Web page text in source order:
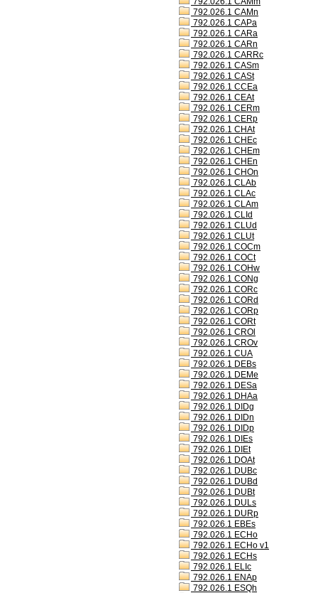
792.026.1 CAMn
792.026.1 CAPa
792.026.1 CARa
792.026.1 CARn
792.026.1 CARRc
792.026.1 CASm
792.026.1 CASt
792.026.1 CCEa
792.026.1 CEAt
792.026.1 CERm
792.026.1 CERp
792.026.1 CHAt
792.026.1 CHEc
792.026.1 CHEm
792.026.1 CHEn
792.026.1 CHOn
792.026.1 CLAb
792.026.1 CLAc
792.026.1 CLAm
792.026.1 CLId
792.026.1 CLUd
792.026.1 CLUt
792.026.1 COCm
792.026.1 COCt
792.026.1 COHw
792.026.1 CONg
792.026.1 CORc
792.026.1 CORd
792.026.1 CORp
792.026.1 CORt
792.026.1 CROl
792.026.1 CROv
792.026.1 CUA
792.026.1 DEBs
792.026.1 DEMe
792.026.1 DESa
792.026.1 DHAa
792.026.1 DIDg
792.026.1 DIDn
792.026.1 DIDp
792.026.1 DIEs
792.026.1 DIEt
792.026.1 DOAt
792.026.1 DUBc
792.026.1 DUBd
792.026.1 DUBt
792.026.1 DULs
792.026.1 DURp
792.026.1 EBEs
792.026.1 ECHo
792.026.1 ECHo v1
792.026.1 ECHs
792.026.1 ELIc
792.026.1 ENAp
792.026.1 ESQh